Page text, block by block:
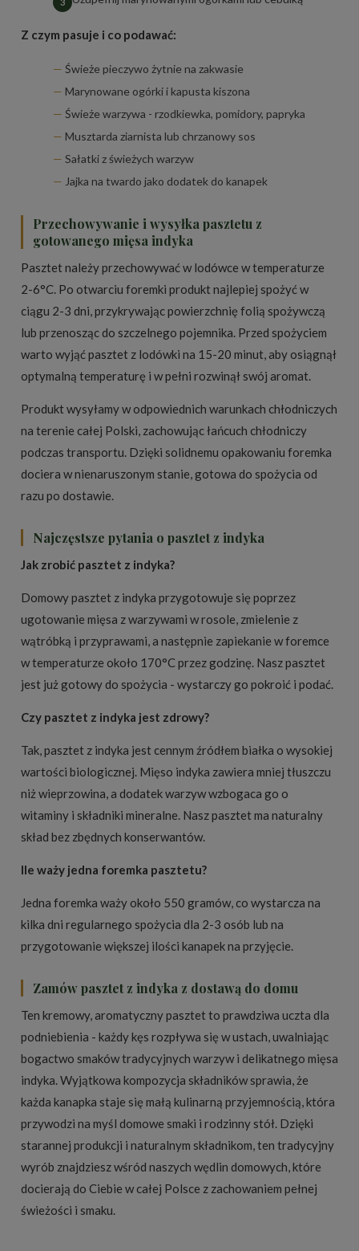
Z czym pasuje i co podawać:
Świeże pieczywo żytnie na zakwasie
Marynowane ogórki i kapusta kiszona
Świeże warzywa - rzodkiewka, pomidory, papryka
Musztarda ziarnista lub chrzanowy sos
Sałatki z świeżych warzyw
Jajka na twardo jako dodatek do kanapek
Przechowywanie i wysyłka pasztetu z
gotowanego mięsa indyka
Pasztet należy przechowywać w lodówce w temperaturze
2-6°C. Po otwarciu foremki produkt najlepiej spożyć w
ciągu 2-3 dni, przykrywając powierzchnię folią spożywczą
lub przenosząc do szczelnego pojemnika. Przed spożyciem
warto wyjąć pasztet z lodówki na 15-20 minut, aby osiągnął
optymalną temperaturę i w pełni rozwinął swój aromat.
Produkt wysyłamy w odpowiednich warunkach chłodniczych
na terenie całej Polski, zachowując łańcuch chłodniczy
podczas transportu. Dzięki solidnemu opakowaniu foremka
dociera w nienaruszonym stanie, gotowa do spożycia od
razu po dostawie.
Najczęstsze pytania o pasztet z indyka
Jak zrobić pasztet z indyka?
Domowy pasztet z indyka przygotowuje się poprzez
ugotowanie mięsa z warzywami w rosole, zmielenie z
wątróbką i przyprawami, a następnie zapiekanie w foremce
w temperaturze około 170°C przez godzinę. Nasz pasztet
jest już gotowy do spożycia - wystarczy go pokroić i podać.
Czy pasztet z indyka jest zdrowy?
Tak, pasztet z indyka jest cennym źródłem białka o wysokiej
wartości biologicznej. Mięso indyka zawiera mniej tłuszczu
niż wieprzowina, a dodatek warzyw wzbogaca go o
witaminy i składniki mineralne. Nasz pasztet ma naturalny
skład bez zbędnych konserwantów.
Ile waży jedna foremka pasztetu?
Jedna foremka waży około 550 gramów, co wystarcza na
kilka dni regularnego spożycia dla 2-3 osób lub na
przygotowanie większej ilości kanapek na przyjęcie.
Zamów pasztet z indyka z dostawą do domu
Ten kremowy, aromatyczny pasztet to prawdziwa uczta dla
podniebienia - każdy kęs rozpływa się w ustach, uwalniając
bogactwo smaków tradycyjnych warzyw i delikatnego mięsa
indyka. Wyjątkowa kompozycja składników sprawia, że
każda kanapka staje się małą kulinarną przyjemnością, która
przywodzi na myśl domowe smaki i rodzinny stół. Dzięki
starannej produkcji i naturalnym składnikom, ten tradycyjny
wyrób znajdziesz wśród naszych wędlin domowych , które
docierają do Ciebie w całej Polsce z zachowaniem pełnej
świeżości i smaku.